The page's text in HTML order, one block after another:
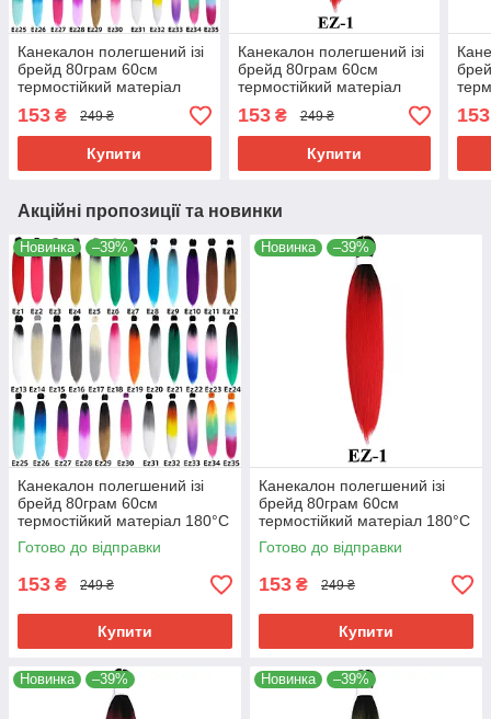
Канекалон полегшений ізі
брейд 80грам 60см
термостійкий матеріал
180°C EZ хвіст омбре
Easy Braid
153 ₴ 249 ₴
Купити
Канекалон полегшений ізі
брейд 80грам 60см
термостійкий матеріал
180°C EZ-1 хвіст омбре
Easy Braid
153₴ 249 ₴
Купити
153
Акційні пропозиції та новинки
Новинка –39%
Канекалон полегшений ізі
брейд 80грам 60см
термостійкий матеріал 180°C
EZ хвіст омбре Easy Braid
Готово до відправки
153 ₴ 249 ₴
Купити
Новинка –39%
Канекалон полегшений ізі
брейд 80грам 60см
термостійкий матеріал 180°C
EZ-1 хвіст омбре Easy Braid
Готово до відправки
153 ₴ 249 ₴
Купити
Новинка –39% Новинка –39%